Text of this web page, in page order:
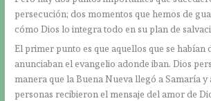
persecución; dos momentos que hemos de
cómo Dios lo integra todo en su plan de
El primer punto es que aquellos que se habían
anunciaban el evangelio adonde iban. Dios
manera que la Buena Nueva llegó a Samaría y
personas recibieron el mensaje del amor de